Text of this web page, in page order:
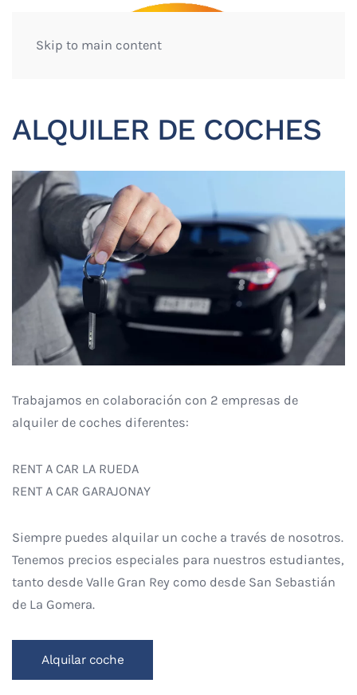
Skip to main content
ALQUILER DE COCHES
Trabajamos en colaboración con 2 empresas de
alquiler de coches diferentes:
RENT A CAR LA RUEDA
RENT A CAR GARAJONAY
Siempre puedes alquilar un coche a través de nosotros.
Tenemos precios especiales para nuestros estudiantes,
tanto desde Valle Gran Rey como desde San Sebastián
de La Gomera.
Alquilar coche